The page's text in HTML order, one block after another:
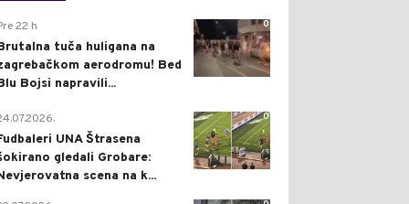
0
22 h
tuča huligana na
aerodromu! Bed
Bojsi napravili...
0
UNA Štrasena
gledali Grobare:
scena na k...